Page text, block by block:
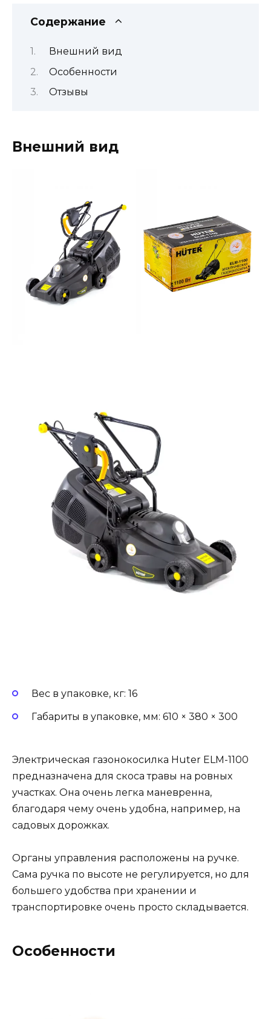
Содержание
Внешний вид
Особенности
Отзывы
Внешний вид
Вес в упаковке, кг: 16
Габариты в упаковке, мм: 610 × 380 × 300
Электрическая газонокосилка Huter ELM-1100
предназначена для скоса травы на ровных
участках. Она очень легка маневренна,
благодаря чему очень удобна, например, на
садовых дорожках.
Органы управления расположены на ручке.
Сама ручка по высоте не регулируется, но для
большего удобства при хранении и
транспортировке очень просто складывается.
Особенности